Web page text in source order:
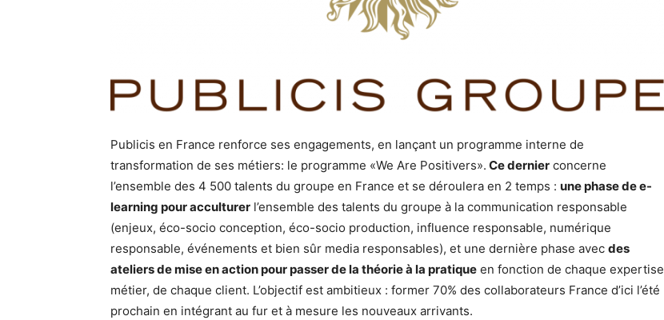
Publicis en France renforce ses engagements, en lançant un programme interne de
transformation de ses métiers: le programme «We Are Positivers». Ce dernier concerne
l’ensemble des 4 500 talents du groupe en France et se déroulera en 2 temps : une phase de e-
learning pour acculturer l’ensemble des talents du groupe à la communication responsable
(enjeux, éco-socio conception, éco-socio production, influence responsable, numérique
responsable, événements et bien sûr media responsables), et une dernière phase avec des
ateliers de mise en action pour passer de la théorie à la pratique en fonction de chaque expertise
métier, de chaque client. L’objectif est ambitieux : former 70% des collaborateurs France d’ici l’été
prochain en intégrant au fur et à mesure les nouveaux arrivants.